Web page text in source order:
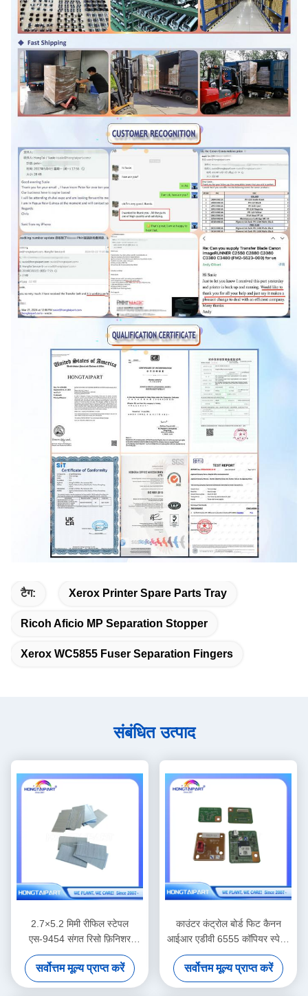
टैग: Xerox Printer Spare Parts Tray
Ricoh Aficio MP Separation Stopper
Xerox WC5855 Fuser Separation Fingers
संबंधित उत्पाद
2.7×5.2 मिमी रीफिल स्टेपल
एस-9454 संगत रिसो फ़िनिशर
बाइंडिंग रिप्लेसमेंट आपूर्तियाँ
सर्वोत्तम मूल्य प्राप्त करें
काउंटर कंट्रोल बोर्ड फिट कैनन
आईआर एडीवी 6555 कॉपियर स्पेयर
पार्ट्स
सर्वोत्तम मूल्य प्राप्त करें